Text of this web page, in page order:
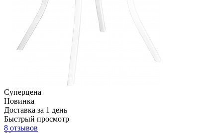
Суперцена
Новинка
Доставка за 1 день
Быстрый просмотр
8 отзывов